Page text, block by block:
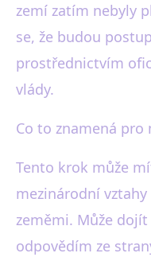
zemí zatím nebyly
se, že budou
prostřednictvím
vlády.
Co to znamená pro
Tento krok může
mezinárodní
zeměmi. Může
odpovědím ze